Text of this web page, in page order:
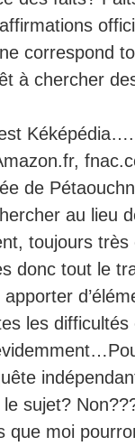
correspond
à chercher
de
au lieu
toujours
donc tout le
les
sujet?
que moi